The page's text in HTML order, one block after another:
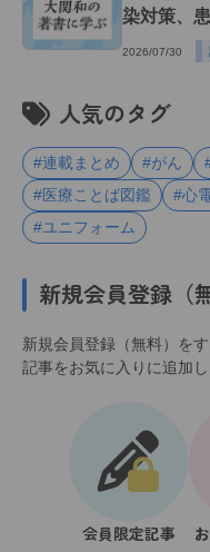
染対策、
2026/07/30
人気のタグ
#連載まとめ #がん
#医療ことば図鑑
#心
#ユニフォーム
新規会員登録（
新規会員登録（無料）を
記事をお気に入りに追加
会員限定記事